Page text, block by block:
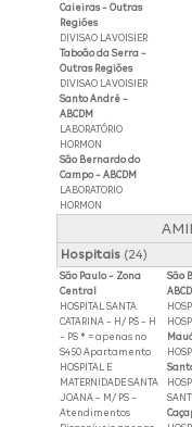
Caieiras - Outras
Regiões
DIVISAO LAVOISIER
Taboão da Serra -
Outras Regiões
DIVISAO LAVOISIER
Santo André -
ABCDM
LABORATÓRIO
HORMON
São Bernardo do
Campo - ABCDM
LABORATORIO
HORMON
Hospitais(24)
São Paulo - Zona
Central
HOSPITAL SANTA
CATARINA - H/ PS - H
- PS * = apenas no
S450 Apartamento
HOSPITAL E
MATERNIDADE SANTA
JOANA - M/ PS -
Atendimentos
São